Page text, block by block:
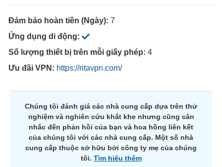
Đảm bảo hoàn tiền (Ngày): 7
Ứng dụng di động:
Số lượng thiết bị trên mỗi giấy phép: 4
Ưu đãi VPN: https://ritavpn.com/
Chúng tôi đánh giá các nhà cung cấp dựa trên thử
nghiệm và nghiên cứu khắt khe nhưng cũng cân
nhắc đến phản hồi của bạn và hoa hồng liên kết
của chúng tôi với các nhà cung cấp. Một số nhà
cung cấp thuộc sở hữu bởi công ty mẹ của chúng
tôi. Tìm hiểu thêm